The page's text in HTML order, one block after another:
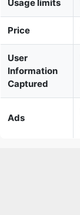
User
Information
Captured
Ads